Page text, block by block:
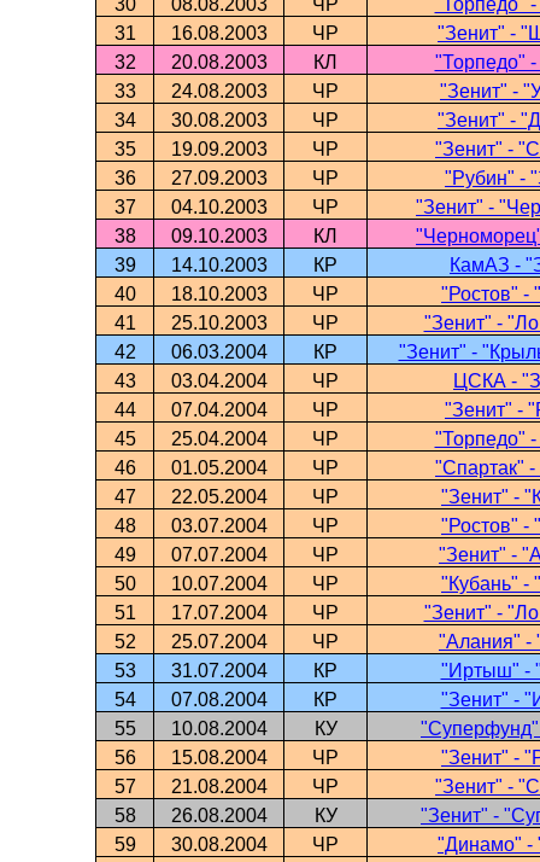
30 08.08.2003 ЧР
"Торпедо"
31
16.08.2003 ЧР
"Зенит" -
32
20.08.2003 КЛ
"Торпедо"
33
24.08.2003 ЧР
"Зенит" -
34
30.08.2003 ЧР
"Зенит" -
35
19.09.2003 ЧР
"Зенит" -
36
27.09.2003 ЧР
"Рубин" -
37
04.10.2003 ЧР
"Зенит" -
38
09.10.2003 КЛ
39
14.10.2003 КР
КамАЗ -
40
18.10.2003 ЧР
"Ростов" -
41
25.10.2003 ЧР
"Зенит" -
42
06.03.2004 КР
"Зенит" -
43
03.04.2004 ЧР
ЦСКА -
44
07.04.2004 ЧР
"Зенит" -
45
25.04.2004 ЧР
"Торпедо"
46
01.05.2004 ЧР
"Спартак" -
47
22.05.2004 ЧР
"Зенит" -
48
03.07.2004 ЧР
"Ростов" -
49
07.07.2004 ЧР
"Зенит" -
50
10.07.2004 ЧР
"Кубань" -
51
17.07.2004 ЧР
"Зенит" -
52
25.07.2004 ЧР
"Алания" -
53
31.07.2004 КР
"Иртыш" -
54
07.08.2004 КР
"Зенит" -
55
10.08.2004 КУ
"Суперфунд"
56
15.08.2004 ЧР
"Зенит" -
57
21.08.2004 ЧР
"Зенит" -
58
26.08.2004 КУ
"Зенит" -
59
30.08.2004 ЧР
"Динамо" -